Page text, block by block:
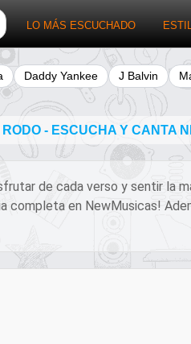
LO MÁS ESCUCHADO
Daddy Yankee J Balvin
- ESCUCHA Y CANTA
de cada verso y sentir la
completa en NewMusicas!